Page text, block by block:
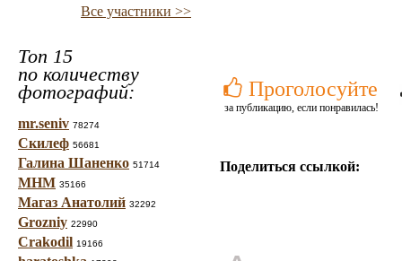
Все участники >>
Топ 15
по количеству
фотографий:
mr.seniv 78274
Скилеф 56681
Галина Шаненко 51714
МНМ 35166
Магаз Анатолий 32292
Grozniy 22990
Crakodil 19166
Проголосуйте
за публикацию, если понравилась!
Поделиться ссылкой: